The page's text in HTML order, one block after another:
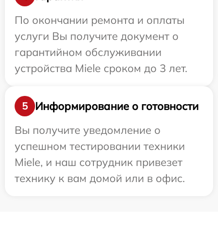
По окончании ремонта и оплаты
услуги Вы получите документ о
гарантийном обслуживании
устройства Miele сроком до 3 лет.
5
Информирование о готовности
Вы получите уведомление о
успешном тестировании техники
Miele, и наш сотрудник привезет
технику к вам домой или в офис.